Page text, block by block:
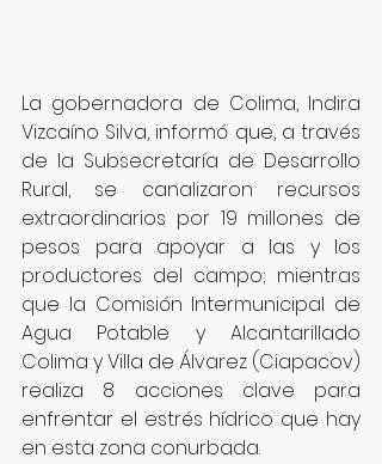
La gobernadora de Colima, Indira
Vizcaíno Silva, informó que, a través
de la Subsecretaría de Desarrollo
Rural, se canalizaron recursos
extraordinarios por 19 millones de
pesos para apoyar a las y los
productores del campo; mientras
que la Comisión Intermunicipal de
Agua Potable y Alcantarillado
Colima y Villa de Álvarez (Ciapacov)
realiza 8 acciones clave para
enfrentar el estrés hídrico que hay
en esta zona conurbada.